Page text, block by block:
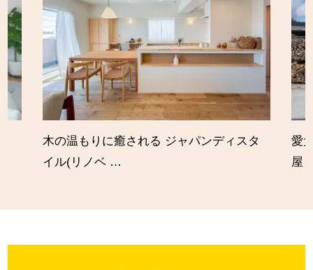
木の温もりに癒される ジャパンディスタ
イル(リノベ …
愛
屋